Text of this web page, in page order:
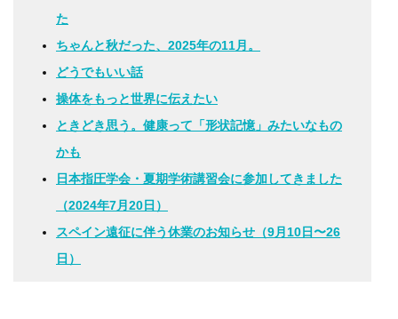
た
ちゃんと秋だった、2025年の11月。
どうでもいい話
操体をもっと世界に伝えたい
ときどき思う。健康って「形状記憶」みたいなもの
かも
日本指圧学会・夏期学術講習会に参加してきました
（2024年7月20日）
スペイン遠征に伴う休業のお知らせ（9月10日〜26
日）